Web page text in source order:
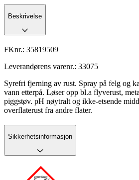
Beskrivelse
FKnr.: 35819509
Leverandørens varenr.: 33075
Syrefri fjerning av rust. Spray på felg og
vann etterpå. Løser opp bl.a flyverust,
piggstøv. pH nøytralt og ikke-etsende
overflaterust fra andre flater.
Sikkerhetsinformasjon